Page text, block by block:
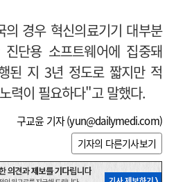
경우 혁신의료기기 대부분
단용 소프트웨어에 집중돼
된 지 3년 정도로 짧지만 적
력이 필요하다"고 말했다.
구교윤 기자 (yun@dailymedi.com)
기자의 다른기사보기